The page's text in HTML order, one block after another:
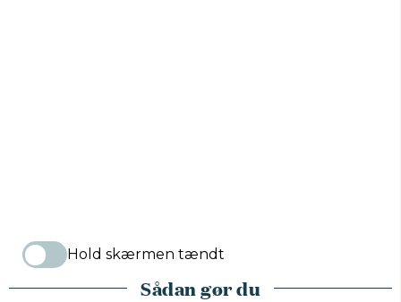
Hold skærmen tændt
Sådan gør du